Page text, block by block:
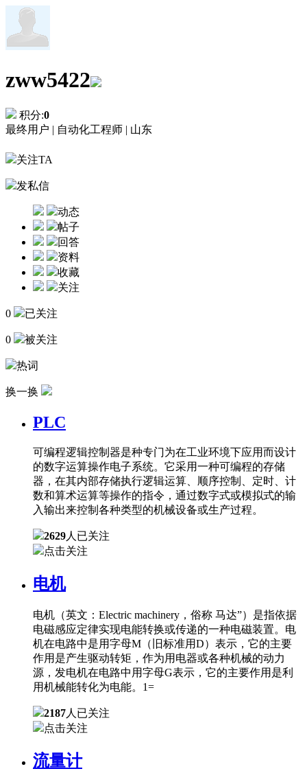
zww5422
积分:0
最终用户 | 自动化工程师 | 山东
关注TA
发私信
动态
帖子
回答
资料
收藏
关注
0 已关注
0 被关注
热词
换一换
PLC
可编程逻辑控制器是种专门为在工业环境下应用而设计
的数字运算操作电子系统。它采用一种可编程的存储
器，在其内部存储执行逻辑运算、顺序控制、定时、计
数和算术运算等操作的指令，通过数字式或模拟式的输
入输出来控制各种类型的机械设备或生产过程。
2629人已关注
点击关注
电机
电机（英文：Electric machinery，俗称 马达”）是指依据
电磁感应定律实现电能转换或传递的一种电磁装置。电
机在电路中是用字母M（旧标准用D）表示，它的主要
作用是产生驱动转矩，作为用电器或各种机械的动力
源，发电机在电路中用字母G表示，它的主要作用是利
用机械能转化为电能。1=
2187人已关注
点击关注
流量计